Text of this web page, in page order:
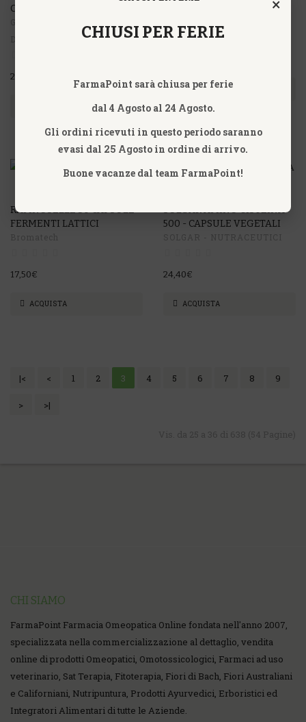
COMPRESSE
D'AVANGUARDIA
26,40€
ACQUISTA
RAMNOSELLE 30 CAPSULE
FERMENTI LATTICI
17,50€
ACQUISTA
NON DISPONIBILE
SOLGAR AMINO CISTEINA
500 - CAPSULE VEGETALI
24,40€
ACQUISTA
|< < 1 2 3 4 5 6 7 8 9
> >|
CHI SIAMO
FarmaPoint Farmacia Omeopatica Online fondata nell'anno 2007,
specializzata nella commercializzazione al dettaglio, vendita
online di prodotti Omeopatici, Omotossicologici, Farmaci ad uso
veterinario, Sat Terapia, Fitoterapia, Fiori di Bach, Fiori Australiani
e Californiani, Nutripuntura, Prodotti Ayurvedici, Erboristici ed
Integratori Alimentari di tutte le Aziende.
CHIUSI PER FERIE
FarmaPoint sarà chiusa per ferie
dal 4 Agosto al 24 Agosto.
Gli ordini ricevuti in questo periodo saranno
evasi dal 25 Agosto in ordine di arrivo.
Buone vacanze dal team FarmaPoint!